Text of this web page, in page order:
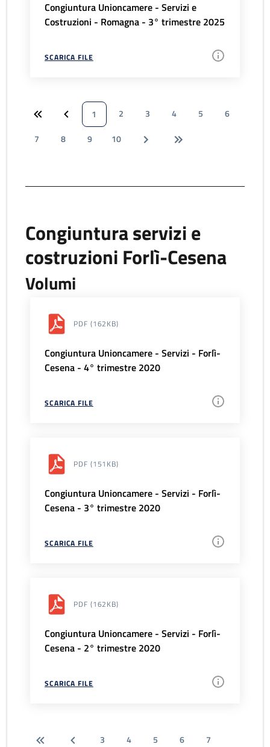
Congiuntura Unioncamere - Servizi e
Costruzioni - Romagna - 3° trimestre 2025
SCARICA FILE
1 2 3 4 5
6
7
8 9 10
Congiuntura servizi e
costruzioni Forlì-Cesena
Volumi
PDF (162KB)
Congiuntura Unioncamere - Servizi - Forlì-
Cesena - 4° trimestre 2020
SCARICA FILE
PDF (151KB)
Congiuntura Unioncamere - Servizi - Forlì-
Cesena - 3° trimestre 2020
SCARICA FILE
PDF (162KB)
Congiuntura Unioncamere - Servizi - Forlì-
Cesena - 2° trimestre 2020
SCARICA FILE
3 4 5 6
7